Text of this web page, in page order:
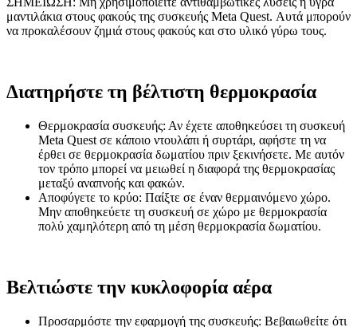
μαντιλάκια στους φακούς της συσκευής Meta Quest. Αυτά μπορούν
να προκαλέσουν ζημιά στους φακούς και στο υλικό γύρω τους.
Διατηρήστε τη βέλτιστη θερμοκρασία
Θερμοκρασία συσκευής: Αν έχετε αποθηκεύσει τη συσκευή
Meta Quest σε κάποιο ντουλάπι ή συρτάρι, αφήστε τη να
έρθει σε θερμοκρασία δωματίου πριν ξεκινήσετε. Με αυτόν
τον τρόπο μπορεί να μειωθεί η διαφορά της θερμοκρασίας
μεταξύ αναπνοής και φακών.
Αποφύγετε το κρύο: Παίξτε σε έναν θερμαινόμενο χώρο.
Μην αποθηκεύετε τη συσκευή σε χώρο με θερμοκρασία
πολύ χαμηλότερη από τη μέση θερμοκρασία δωματίου.
Βελτιώστε την κυκλοφορία αέρα
Προσαρμόστε την εφαρμογή της συσκευής: Βεβαιωθείτε ότι